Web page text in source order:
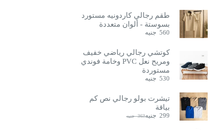
طقم رجالي كاردونيه مستورد
بسوستة - ألوان متعددة
560 جنيه
كوتشي رجالي رياضي خفيف
ومريح نعل PVC وخامة فوندي
مستوردة
530 جنيه
تيشرت بولو رجالي نص كم
بياقة
363 جنيهالسعر
299 جنيهالسعر